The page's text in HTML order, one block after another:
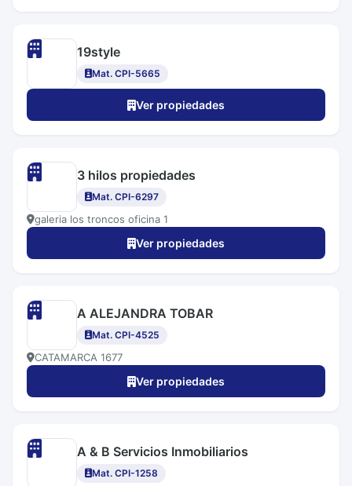
19style
Mat. CPI-5665
Ver propiedades
3 hilos propiedades
Mat. CPI-6297
galeria los troncos oficina 1
Ver propiedades
A ALEJANDRA TOBAR
Mat. CPI-4525
CATAMARCA 1677
Ver propiedades
A & B Servicios Inmobiliarios
Mat. CPI-1258